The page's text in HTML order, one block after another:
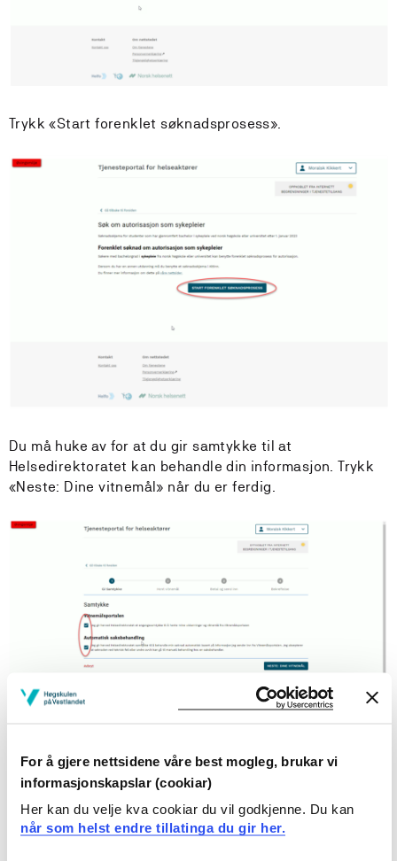
For å gjere nettsidene våre best mogleg, brukar vi
informasjonskapslar (cookiar)
Her kan du velje kva cookiar du vil godkjenne. Du kan
når som helst endre tillatinga du gir her.
Trykk «Start forenklet søknadsprosess».
Du må huke av for at du gir samtykke til at
Helsedirektoratet kan behandle din informasjon. Trykk
«Neste: Dine vitnemål» når du er ferdig.
Trykk «Gå til Vitnemålsportalen», og logg på via ID-
porten eller FEIDE.